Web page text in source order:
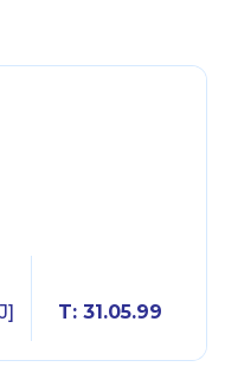
T: 31.05.99